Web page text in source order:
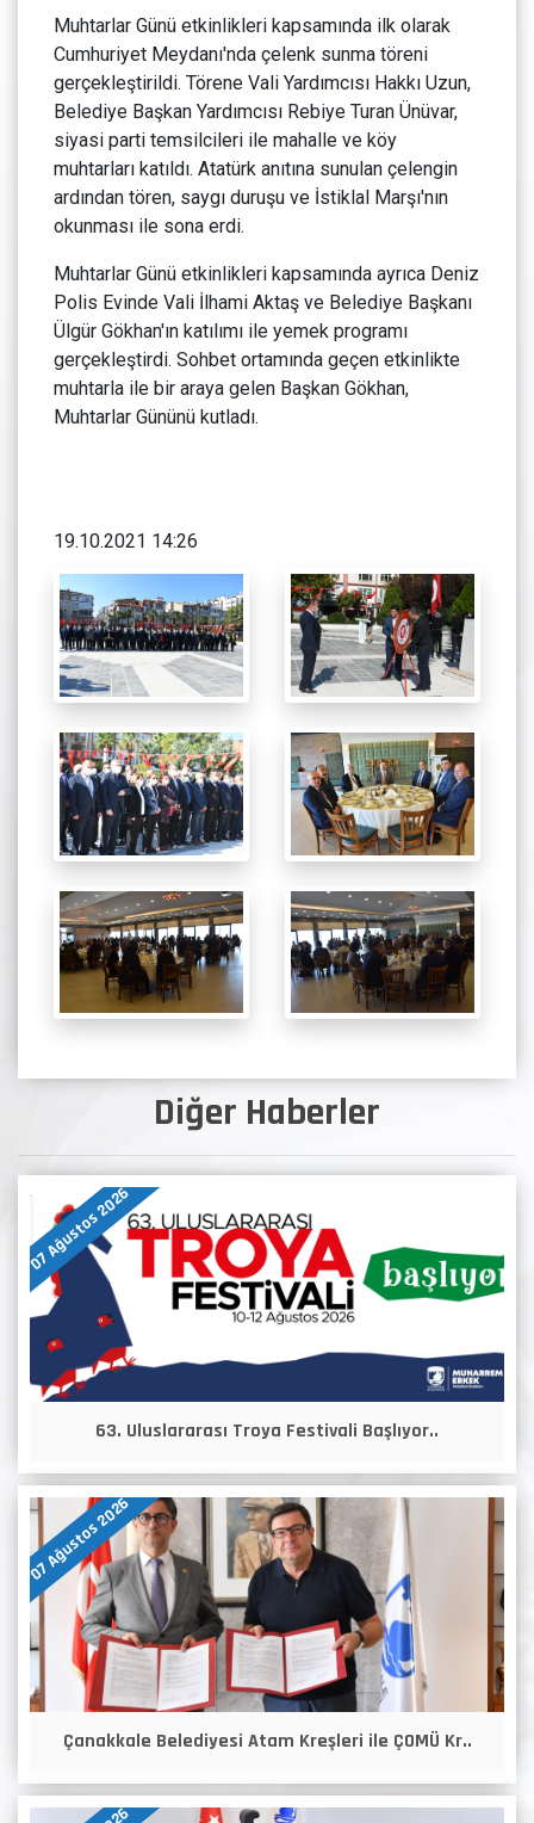
Diğer Haberler
07 Ağustos 2026
63. Uluslararası Troya Festivali Başlıyor..
07 Ağustos 2026
Çanakkale Belediyesi Atam Kreşleri ile ÇOMÜ Kr..
Muhtarlar Günü etkinlikleri kapsamında ilk olarak
Cumhuriyet Meydanı'nda çelenk sunma töreni
gerçekleştirildi. Törene Vali Yardımcısı Hakkı Uzun,
Belediye Başkan Yardımcısı Rebiye Turan Ünüvar,
siyasi parti temsilcileri ile mahalle ve köy
muhtarları katıldı. Atatürk anıtına sunulan çelengin
ardından tören, saygı duruşu ve İstiklal Marşı'nın
okunması ile sona erdi.
Muhtarlar Günü etkinlikleri kapsamında ayrıca Deniz
Polis Evinde Vali İlhami Aktaş ve Belediye Başkanı
Ülgür Gökhan'ın katılımı ile yemek programı
gerçekleştirdi. Sohbet ortamında geçen etkinlikte
muhtarla ile bir araya gelen Başkan Gökhan,
Muhtarlar Gününü kutladı.
19.10.2021 14:26